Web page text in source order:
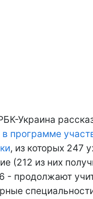
Украина
в программе
, из которых 247
(212 из них
- продолжают